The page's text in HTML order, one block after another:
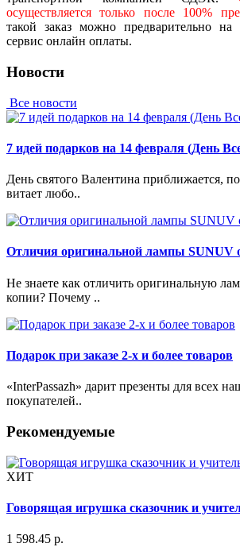
осуществляется только после 100%
такой заказ можно предварительно на
сервис онлайн оплаты.
Новости
Все новости
7 идей подарков на 14 февраля (День
День святого Валентина приближается,
витает любо..
Отличия оригинальной лампы SUNUV
Не знаете как отличить оригинальную
копии? Почему ..
Подарок при заказе 2-х и более товаров
«InterPassazh» дарит презенты для всех
покупателей..
Рекомендуемые
ХИТ
Говорящая игрушка сказочник и
1 598.45 р.